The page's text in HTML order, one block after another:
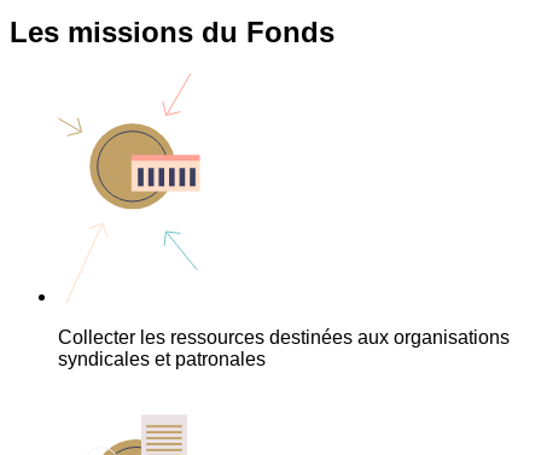
Les missions du Fonds
Collecter les ressources destinées aux organisations
syndicales et patronales